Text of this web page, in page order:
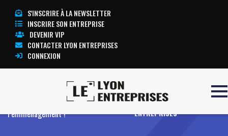
S'INSCRIRE À LA NEWSLETTER
INSCRIRE SON ENTREPRISE
DEVENIR VIP
CONTACTER LYON ENTREPRISES
CONNEXION
L’AFIP Formations : J-365 avant
l’emménagement !
TOUTE L’ACTUALITÉ LYON
ENTREPRISES